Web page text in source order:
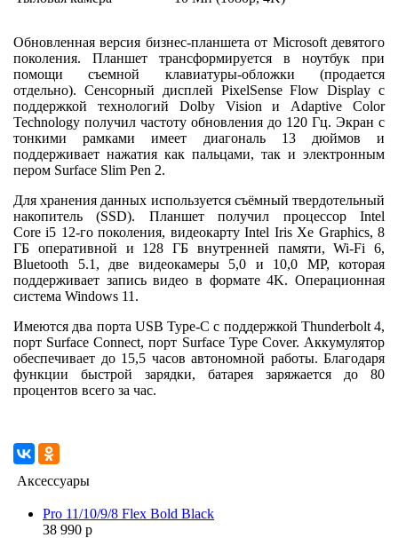
Обновленная версия бизнес-планшета от Microsoft девятого
поколения. Планшет трансформируется в ноутбук при
помощи съемной клавиатуры-обложки (продается
отдельно). Сенсорный дисплей PixelSense Flow Display с
поддержкой технологий Dolby Vision и Adaptive Color
Technology получил частоту обновления до 120 Гц. Экран с
тонкими рамками имеет диагональ 13 дюймов и
поддерживает нажатия как пальцами, так и электронным
пером Surface Slim Pen 2.
Для хранения данных используется съёмный твердотельный
накопитель (SSD). Планшет получил процессор Intel
Core i5 12-го поколения, видеокарту Intel Iris Xe Graphics, 8
ГБ оперативной и 128 ГБ внутренней памяти, Wi-Fi 6,
Bluetooth 5.1, две видеокамеры 5,0 и 10,0 MP, которая
поддерживает запись видео в формате 4K. Операционная
система Windows 11.
Имеются два порта USB Type-C с поддержкой Thunderbolt 4,
порт Surface Connect, порт Surface Type Cover. Аккумулятор
обеспечивает до 15,5 часов автономной работы. Благодаря
функции быстрой зарядки, батарея заряжается до 80
процентов всего за час.
Аксессуары
Pro 11/10/9/8 Flex Bold Black
38 990 р